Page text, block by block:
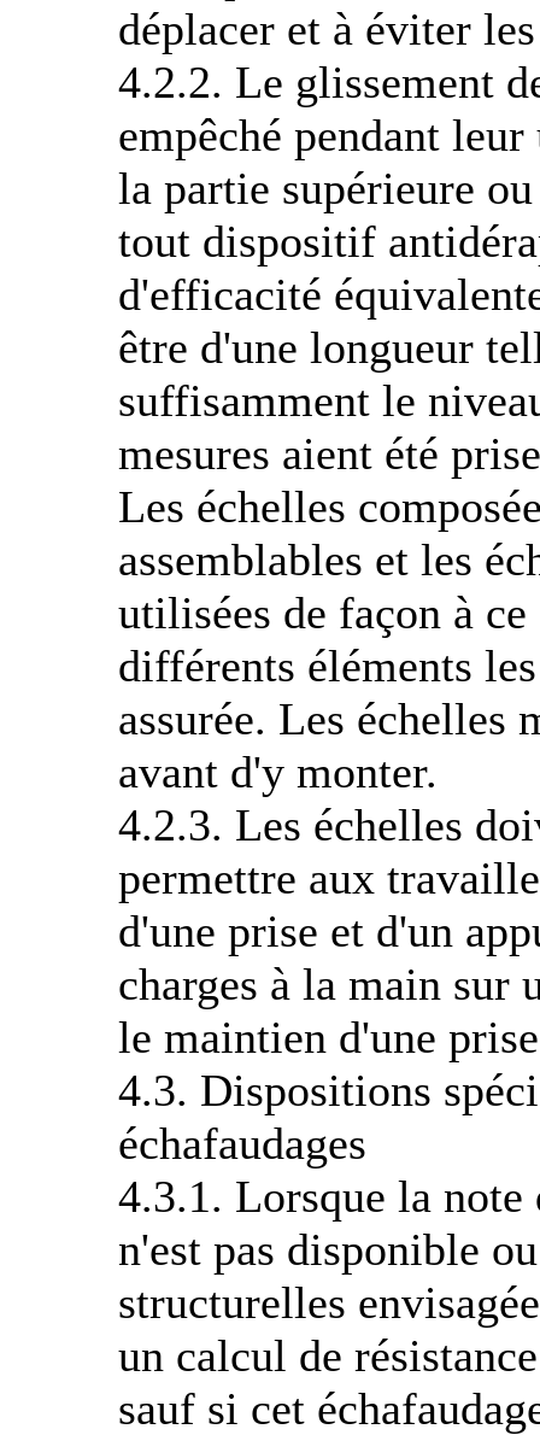
déplacer et à éviter
4.2.2. Le glissement
empêché pendant
la partie supérieure
tout dispositif
d'efficacité
être d'une longueur
suffisamment le
mesures aient été
Les échelles
assemblables et les
utilisées de façon à
différents éléments
assurée. Les
avant d'y monter.
4.2.3. Les échelles
permettre aux
d'une prise et d'un
charges à la main sur
le maintien d'une
4.3. Dispositions
échafaudages
4.3.1. Lorsque la
n'est pas disponible
structurelles
un calcul de
sauf si cet